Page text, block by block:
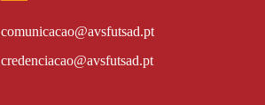
comunicacao@avsfutsad.pt
credenciacao@avsfutsad.pt